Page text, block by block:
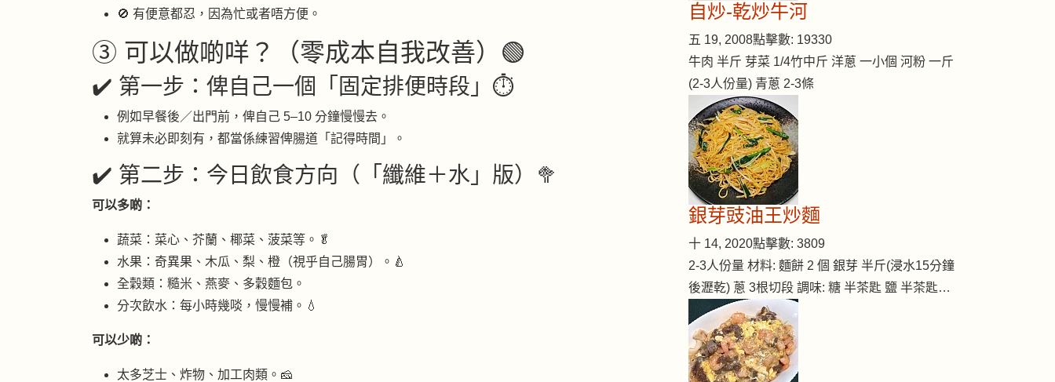
🚫 有便意都忍，因為忙或者唔方便。
③ 可以做啲咩？（零成本自我改善）🟢
✔️ 第一步：俾自己一個「固定排便時段」⏱
例如早餐後／出門前，俾自己 5–10 分鐘慢慢去。
就算未必即刻有，都當係練習俾腸道「記得時間」。
✔️ 第二步：今日飲食方向（「纖維＋水」版）🥦
可以多啲：
蔬菜：菜心、芥蘭、椰菜、菠菜等。🥬
水果：奇異果、木瓜、梨、橙（視乎自己腸胃）。🍐
全穀類：糙米、燕麥、多穀麵包。
分次飲水：每小時幾啖，慢慢補。💧
可以少啲：
太多芝士、炸物、加工肉類。🧀
自炒-乾炒牛河
五 19, 2008點擊數: 19330
牛肉 半斤 芽菜 1/4竹中斤 洋蔥 一小個 河粉 一斤
(2-3人份量) 青蔥 2-3條
銀芽豉油王炒麵
十 14, 2020點擊數: 3809
2-3人份量 材料: 麵餅 2 個 銀芽 半斤(浸水15分鐘
後瀝乾) 蔥 3根切段 調味: 糖 半茶匙 鹽 半茶匙…